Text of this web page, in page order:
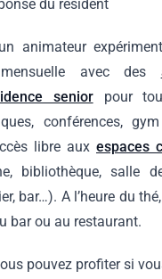
du résident
animateur
mensuelle avec des
seniorpour
conférences,
libre aux espaces
bibliothèque, salle
bar…). A l’heure du
bar ou au restaurant.
pouvez profiter si